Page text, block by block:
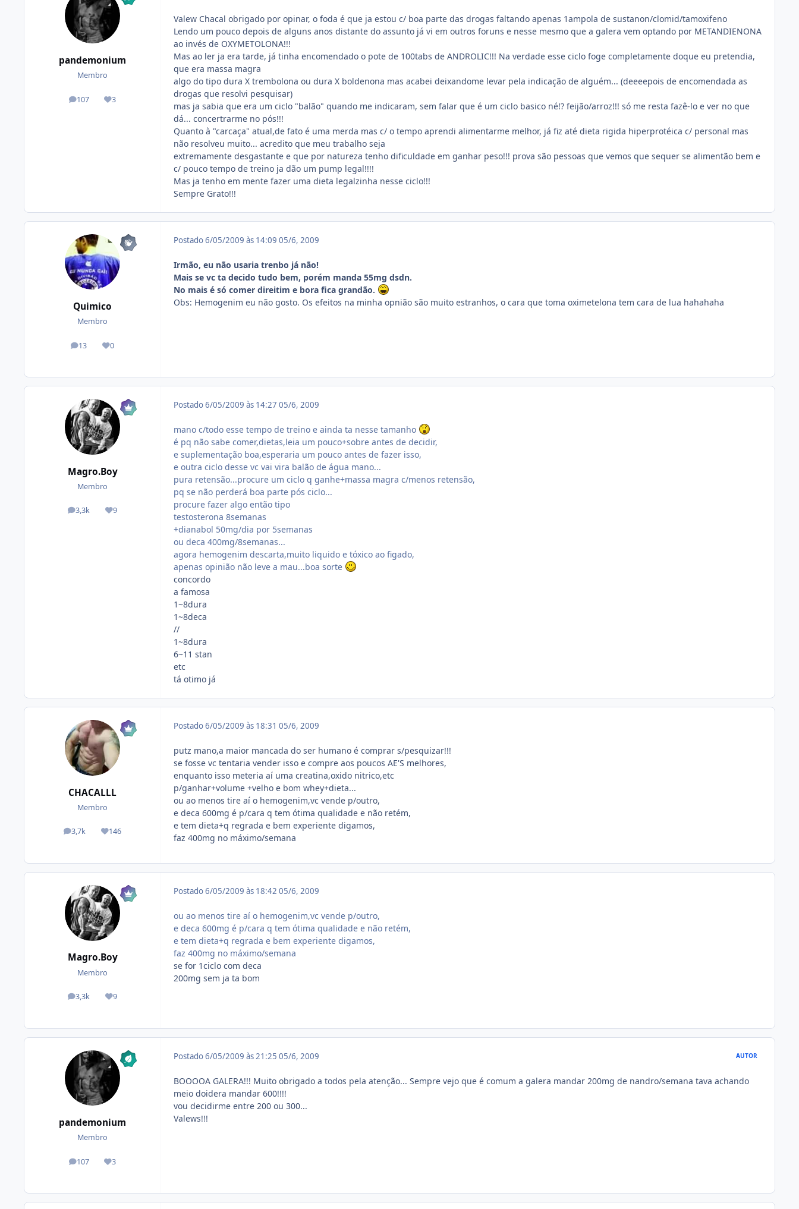
pandemonium
Membro
107
posts 3
Reputação
Valew Chacal obrigado por opinar, o foda é que ja estou c/ boa parte das drogas faltando apenas 1ampola de sustanon/clomid/tamoxifeno
Lendo um pouco depois de alguns anos distante do assunto já vi em outros foruns e nesse mesmo que a galera vem optando por METANDIENONA
ao invés de OXYMETOLONA!!!
Mas ao ler ja era tarde, já tinha encomendado o pote de 100tabs de ANDROLIC!!! Na verdade esse ciclo foge completamente doque eu pretendia,
que era massa magra
algo do tipo dura X trembolona ou dura X boldenona mas acabei deixandome levar pela indicação de alguém... (deeeepois de encomendada as
drogas que resolvi pesquisar)
mas ja sabia que era um ciclo "balão" quando me indicaram, sem falar que é um ciclo basico né!? feijão/arroz!!! só me resta fazê-lo e ver no que
dá... concertrarme no pós!!!
Quanto à "carcaça" atual,de fato é uma merda mas c/ o tempo aprendi alimentarme melhor, já fiz até dieta rigida hiperprotéica c/ personal mas
não resolveu muito... acredito que meu trabalho seja
extremamente desgastante e que por natureza tenho dificuldade em ganhar peso!!! prova são pessoas que vemos que sequer se alimentão bem e
c/ pouco tempo de treino ja dão um pump legal!!!!
Mas ja tenho em mente fazer uma dieta legalzinha nesse ciclo!!!
Sempre Grato!!!
Quimico
Membro
13
posts 0
Reputação
Postado6/05/2009 às 14:09 05/6, 2009
Irmão, eu não usaria trenbo já não!
Mais se vc ta decido tudo bem, porém manda 55mg dsdn.
No mais é só comer direitim e bora fica grandão.
Obs: Hemogenim eu não gosto. Os efeitos na minha opnião são muito estranhos, o cara que toma oximetelona tem cara de lua hahahaha
Magro.Boy
Membro
3,3k
posts 9
Reputação
Postado6/05/2009 às 14:27 05/6, 2009
mano c/todo esse tempo de treino e ainda ta nesse tamanho
é pq não sabe comer,dietas,leia um pouco+sobre antes de decidir,
e suplementação boa,esperaria um pouco antes de fazer isso,
e outra ciclo desse vc vai vira balão de água mano...
pura retensão...procure um ciclo q ganhe+massa magra c/menos retensão,
pq se não perderá boa parte pós ciclo...
procure fazer algo então tipo
testosterona 8semanas
+dianabol 50mg/dia por 5semanas
ou deca 400mg/8semanas...
agora hemogenim descarta,muito liquido e tóxico ao figado,
apenas opinião não leve a mau...boa sorte
concordo
a famosa
1~8dura
1~8deca
//
1~8dura
6~11 stan
etc
tá otimo já
CHACALLL
Membro
3,7k
posts 146
Reputação
Postado6/05/2009 às 18:31 05/6, 2009
putz mano,a maior mancada do ser humano é comprar s/pesquizar!!!
se fosse vc tentaria vender isso e compre aos poucos AE'S melhores,
enquanto isso meteria aí uma creatina,oxido nitrico,etc
p/ganhar+volume +velho e bom whey+dieta...
ou ao menos tire aí o hemogenim,vc vende p/outro,
e deca 600mg é p/cara q tem ótima qualidade e não retém,
e tem dieta+q regrada e bem experiente digamos,
faz 400mg no máximo/semana
Magro.Boy
Membro
3,3k
posts 9
Reputação
Postado6/05/2009 às 18:42 05/6, 2009
ou ao menos tire aí o hemogenim,vc vende p/outro,
e deca 600mg é p/cara q tem ótima qualidade e não retém,
e tem dieta+q regrada e bem experiente digamos,
faz 400mg no máximo/semana
se for 1ciclo com deca
200mg sem ja ta bom
pandemonium
Membro
107
posts 3
Reputação
Postado6/05/2009 às 21:25 05/6, 2009 AUTOR
BOOOOA GALERA!!! Muito obrigado a todos pela atenção... Sempre vejo que é comum a galera mandar 200mg de nandro/semana tava achando
meio doidera mandar 600!!!!
vou decidirme entre 200 ou 300...
Valews!!!